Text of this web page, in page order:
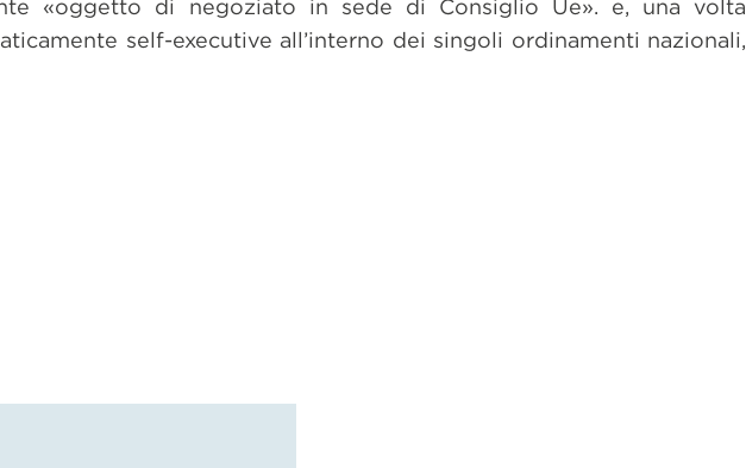
«oggetto di negoziato in sede di Consiglio Ue». e, una volta
self-executive all’interno dei singoli ordinamenti nazionali,